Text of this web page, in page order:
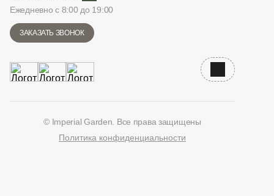
Ежедневно с 8:00 до 19:00
ЗАКАЗАТЬ ЗВОНОК
Наверх
© Imperial Garden. Все права защищены
Политика конфиденциальности